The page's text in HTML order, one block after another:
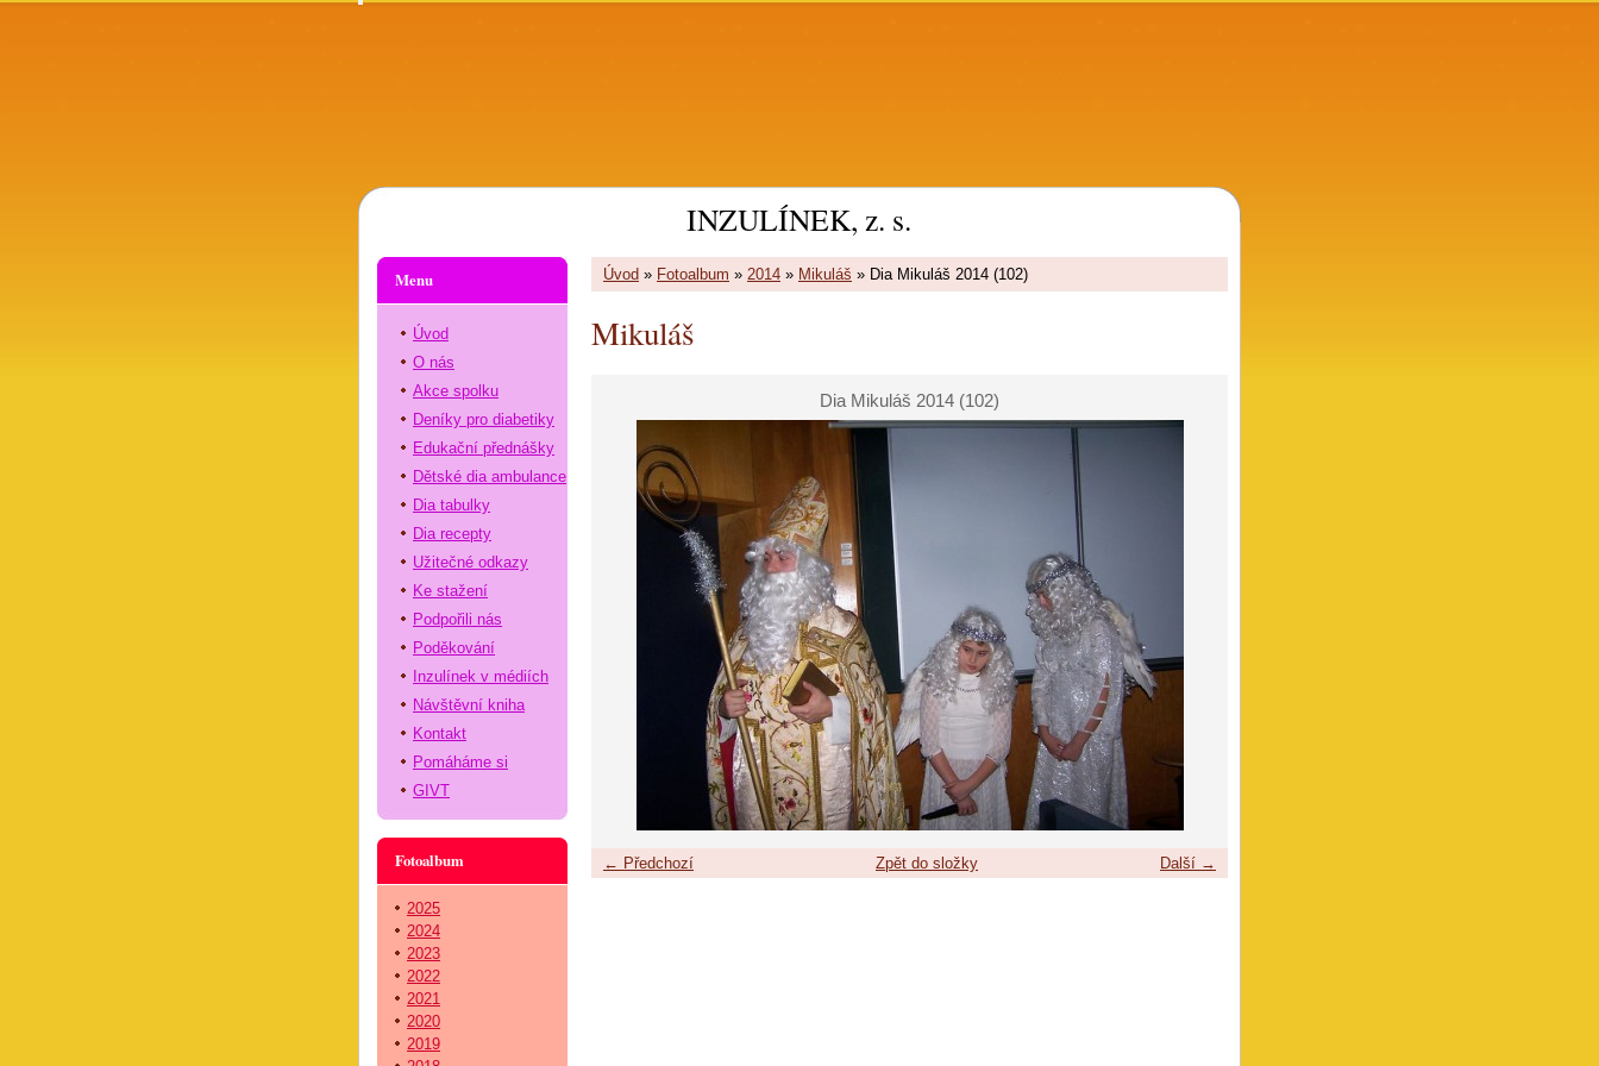
INZULÍNEK, z. s.
Úvod » Fotoalbum » 2014 » Mikuláš » Dia Mikuláš 2014 (102)
Mikuláš
Dia Mikuláš 2014 (102)
← Předchozí Další →
Zpět do složky
Menu
Úvod
O nás
Akce spolku
Deníky pro diabetiky
Edukační přednášky
Dětské dia ambulance
Dia tabulky
Dia recepty
Užitečné odkazy
Ke stažení
Podpořili nás
Poděkování
Inzulínek v médiích
Návštěvní kniha
Kontakt
Pomáháme si
GIVT
Fotoalbum
2025
2024
2023
2022
2021
2020
2019